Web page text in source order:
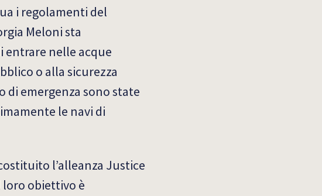
i regolamenti del
Meloni sta
entrare nelle acque
o alla sicurezza
di emergenza sono state
le navi di
l’alleanza Justice
loro obiettivo è